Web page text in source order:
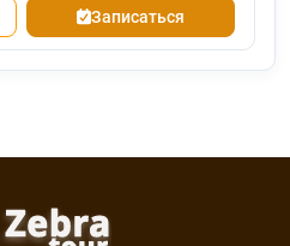
Записаться